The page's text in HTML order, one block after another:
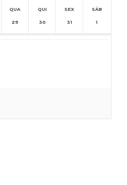
QUA
29
QUI
30
SEX
31
SÁB
1